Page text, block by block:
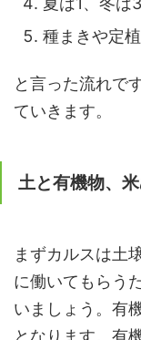
種まきや定
と言った流れで
ていきます。
土と有機物、
まずカルスは土
に働いてもらう
いましょう。有